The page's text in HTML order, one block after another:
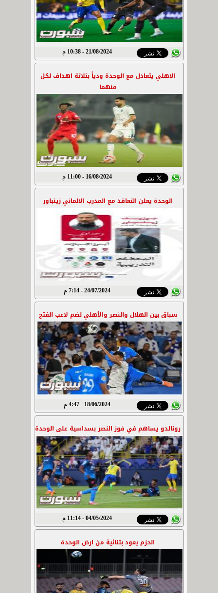
21/08/2024 - 10:38 م
الاهلي يتعادل مع الوحدة ودياً بثلاثة اهداف لكل
منهما
16/08/2024 - 11:00 م
الوحدة يعلن التعاقد مع المدرب الالماني زينباور
24/07/2024 - 7:14 م
سباق بين الهلال والنصر والأهلي لضم لاعب الفتح
18/06/2024 - 4:47 م
رونالدو يساهم في فوز النصر بسداسية على الوحدة
04/05/2024 - 11:14 م
الحزم يعود بثنائية من ارض الوحدة